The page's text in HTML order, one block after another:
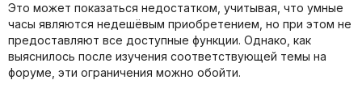
Это может показаться недостатком, учитывая, что умные
часы являются недешёвым приобретением, но при этом не
предоставляют все доступные функции. Однако, как
выяснилось после изучения соответствующей темы на
форуме, эти ограничения можно обойти.